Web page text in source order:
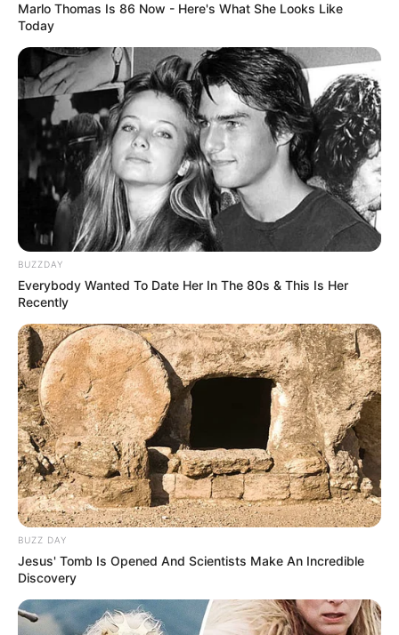
Marlo Thomas Is 86 Now - Here's What She Looks Like
Today
BUZZDAY
Everybody Wanted To Date Her In The 80s & This Is Her
Recently
BUZZ DAY
Jesus' Tomb Is Opened And Scientists Make An Incredible
Discovery